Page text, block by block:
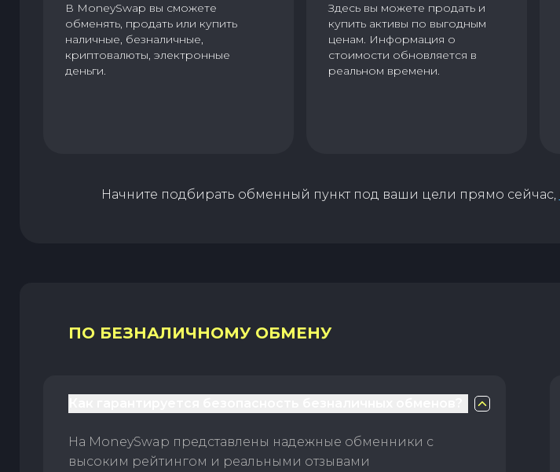
В MoneySwap вы сможете
обменять, продать или купить
наличные, безналичные,
криптовалюты, электронные
деньги.
Здесь вы можете продать и
купить активы по выгодным
ценам. Информация о
стоимости обновляется в
реальном времени.
Начните подбирать обменный пункт под ваши цели прямо сейчас,
ПО БЕЗНАЛИЧНОМУ ОБМЕНУ
На MoneySwap представлены надежные обменники с
высоким рейтингом и реальными отзывами